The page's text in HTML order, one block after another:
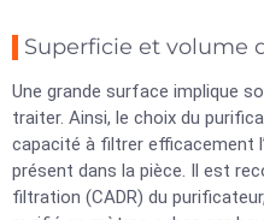
Superficie et volume
Une grande surface implique
traiter. Ainsi, le choix du
capacité à filtrer efficacement
présent dans la pièce. Il est
filtration (CADR) du